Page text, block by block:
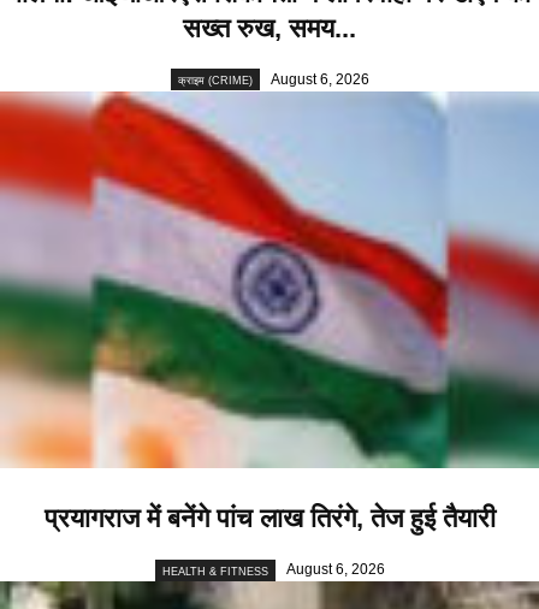
सख्त रुख, समय...
क्राइम (CRIME) August 6, 2026
प्रयागराज में बनेंगे पांच लाख तिरंगे, तेज हुई तैयारी
HEALTH & FITNESS August 6, 2026